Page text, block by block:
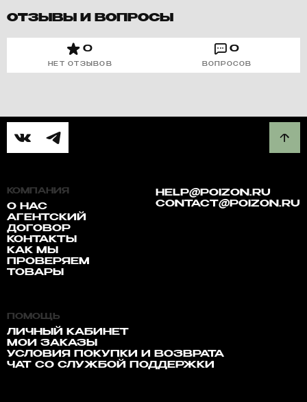
ОТЗЫВЫ И ВОПРОСЫ
0
НЕТ ОТЗЫВОВ
0
ВОПРОСОВ
КОМПАНИЯ
О НАС
АГЕНТСКИЙ
ДОГОВОР
КОНТАКТЫ
КАК МЫ
ПРОВЕРЯЕМ
ТОВАРЫ
HELP@POIZON.RU
CONTACT@POIZON.RU
ПОМОЩЬ
ЛИЧНЫЙ КАБИНЕТ
МОИ ЗАКАЗЫ
УСЛОВИЯ ПОКУПКИ И ВОЗВРАТА
ЧАТ СО СЛУЖБОЙ ПОДДЕРЖКИ